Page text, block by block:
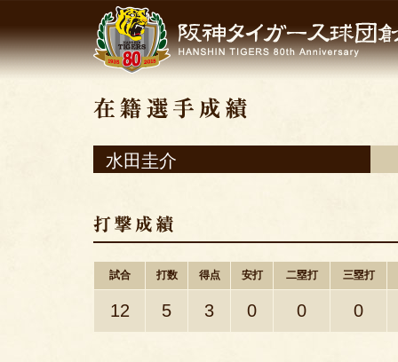
水田圭介
試合 打数 得点 安打 二塁打 三塁打
12 5 3 0 0 0